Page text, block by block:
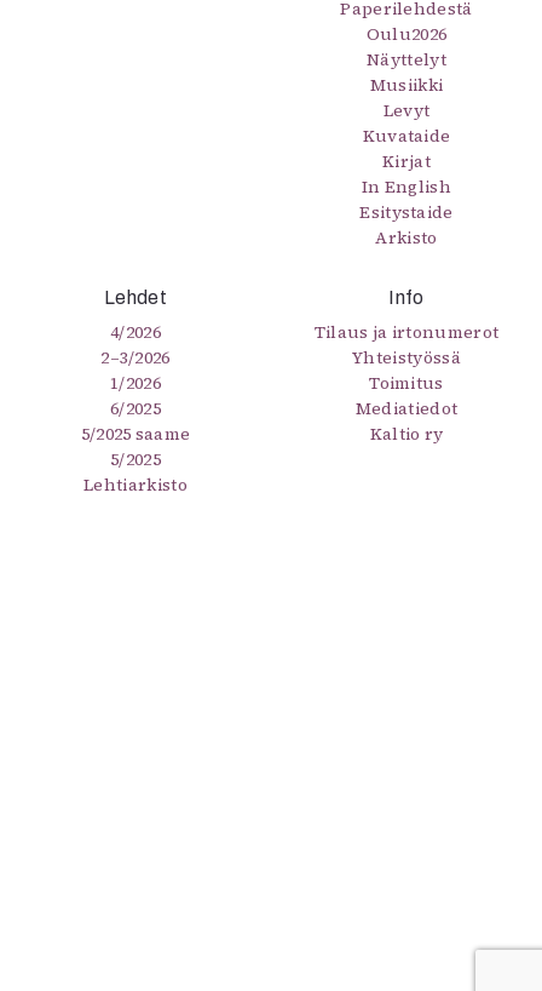
Paperilehdestä
Oulu2026
Näyttelyt
Musiikki
Levyt
Kuvataide
Kirjat
In English
Esitystaide
Arkisto
Lehdet
4/2026
2–3/2026
1/2026
6/2025
5/2025 saame
5/2025
Lehtiarkisto
Info
Tilaus ja irtonumerot
Yhteistyössä
Toimitus
Mediatiedot
Kaltio ry